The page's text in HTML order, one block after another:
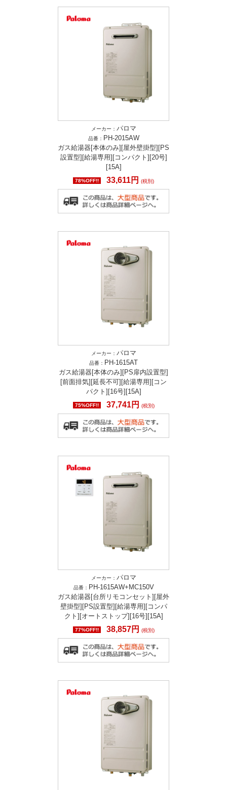
メーカー： パロマ
品番： PH-2015AW
ガス給湯器[本体のみ][屋外壁掛型][PS
設置型][給湯専用][コンパクト][20号]
[15A]
78%OFF!! 33,611円 (税別)
メーカー： パロマ
品番： PH-1615AT
ガス給湯器[本体のみ][PS扉内設置型]
[前面排気][延長不可][給湯専用][コン
パクト][16号][15A]
75%OFF!! 37,741円 (税別)
メーカー： パロマ
品番： PH-1615AW+MC150V
ガス給湯器[台所リモコンセット][屋外
壁掛型][PS設置型][給湯専用][コンパ
クト][オートストップ][16号][15A]
77%OFF!! 38,857円 (税別)